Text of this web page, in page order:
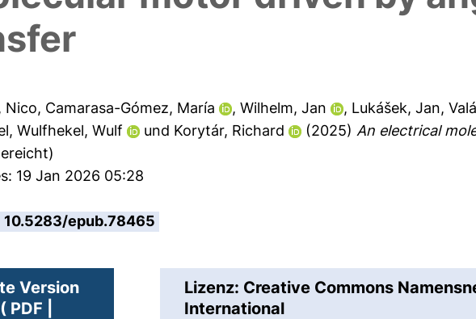
Nico, Camarasa-Gómez, María ,Wilhelm, Jan , Lukášek, Jan,
,Wulfhekel, Wulf und Korytár, Richard (2025)An electrical
19 Jan 2026 05:28
10.5283/epub.78465
Version
|
Lizenz: Creative Commons
International